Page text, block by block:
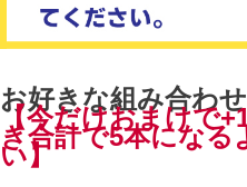
お好きな組み合わせ
【今だけおまけで
き合計で5本にな
い】